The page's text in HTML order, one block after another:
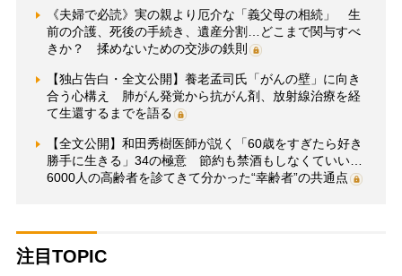
《夫婦で必読》実の親より厄介な「義父母の相続」 生
前の介護、死後の手続き、遺産分割…どこまで関与すべ
きか？ 揉めないための交渉の鉄則
【独占告白・全文公開】養老孟司氏「がんの壁」に向き
合う心構え 肺がん発覚から抗がん剤、放射線治療を経
て生還するまでを語る
【全文公開】和田秀樹医師が説く「60歳をすぎたら好き
勝手に生きる」34の極意 節約も禁酒もしなくていい…
6000人の高齢者を診てきて分かった“幸齢者”の共通点
注目TOPIC